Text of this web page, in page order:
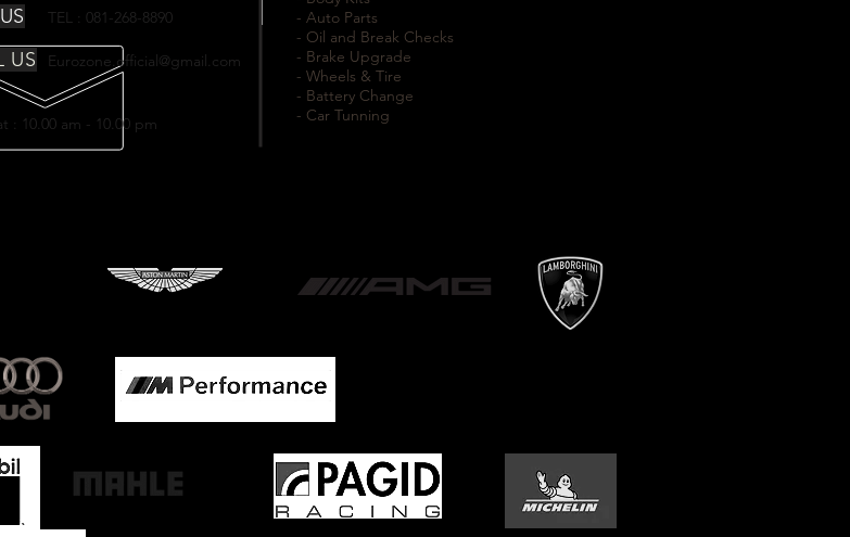
TEL : 081-268-8890
US Eurozone.official@gmail.com
: 10.00 am - 10.00 pm
- Auto Parts
- Oil and Break Checks
- Brake Upgrade
- Wheels & Tire
- Battery Change
- Car Tunning